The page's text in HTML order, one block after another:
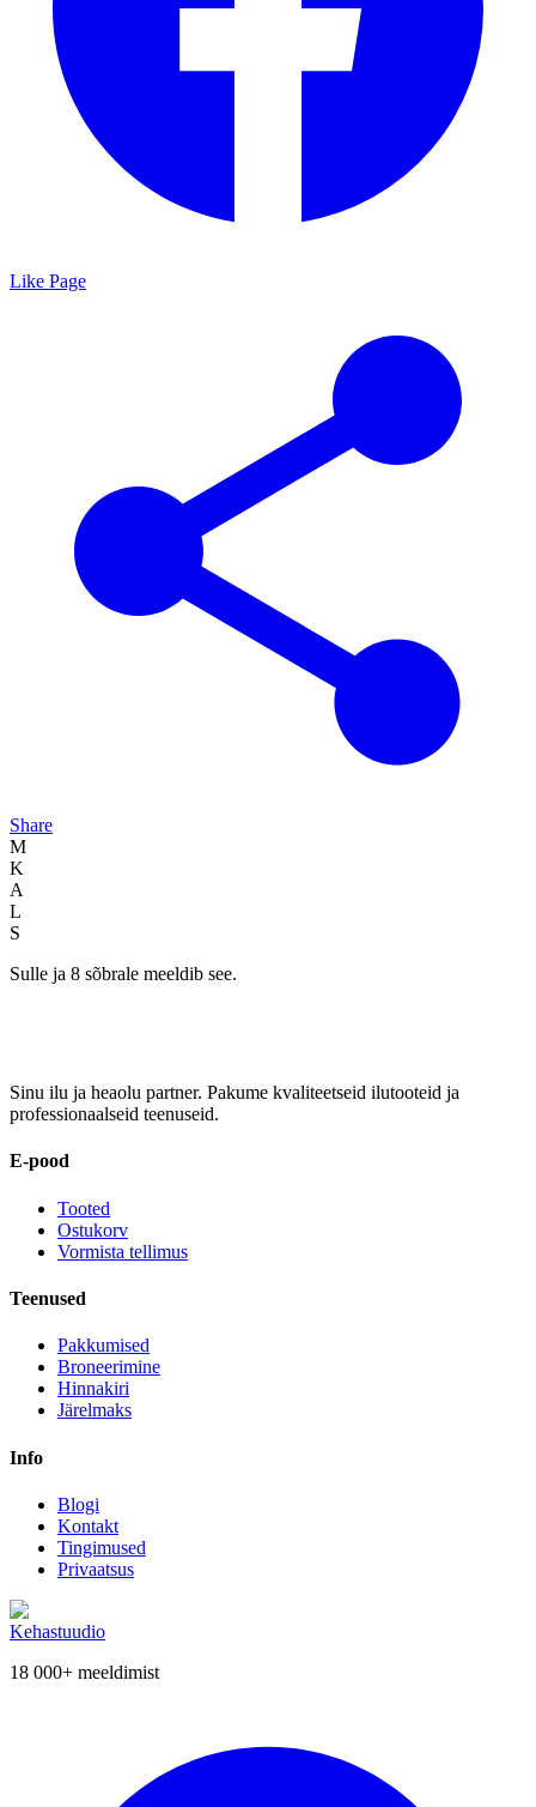
Like Page
Share
M
K
A
L
S
Sulle ja 8 sõbrale meeldib see.
Sinu ilu ja heaolu partner. Pakume kvaliteetseid ilutooteid ja
professionaalseid teenuseid.
E-pood
Tooted
Ostukorv
Vormista tellimus
Teenused
Pakkumised
Broneerimine
Hinnakiri
Järelmaks
Info
Blogi
Kontakt
Tingimused
Privaatsus
Kehastuudio
18 000+ meeldimist